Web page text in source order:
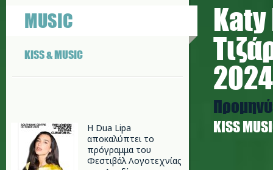
MUSIC
KISS & MUSIC
Η Dua Lipa
αποκαλύπτει το
πρόγραμμα του
Φεστιβάλ Λογοτεχνίας
2024
ΚISS